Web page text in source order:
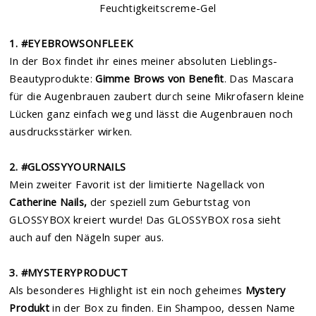
Feuchtigkeitscreme-Gel
1. #EYEBROWSONFLEEK
In der Box findet ihr eines meiner absoluten Lieblings-
Beautyprodukte: Gimme Brows von Benefit. Das Mascara
für die Augenbrauen zaubert durch seine Mikrofasern kleine
Lücken ganz einfach weg und lässt die Augenbrauen noch
ausdrucksstärker wirken.
2. #GLOSSYYOURNAILS
Mein zweiter Favorit ist der limitierte Nagellack von
Catherine Nails, der speziell zum Geburtstag von
GLOSSYBOX kreiert wurde! Das GLOSSYBOX rosa sieht
auch auf den Nägeln super aus.
3. #MYSTERYPRODUCT
Als besonderes Highlight ist ein noch geheimes Mystery
Produkt in der Box zu finden. Ein Shampoo, dessen Name